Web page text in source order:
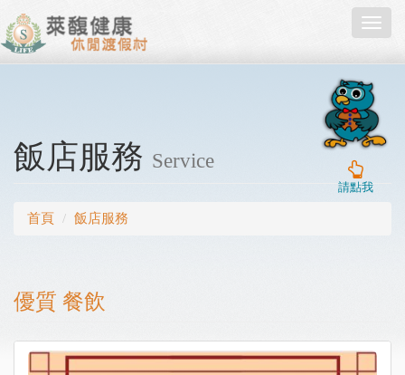
請點我
飯店服務 Service
首頁 飯店服務
優質 餐飲